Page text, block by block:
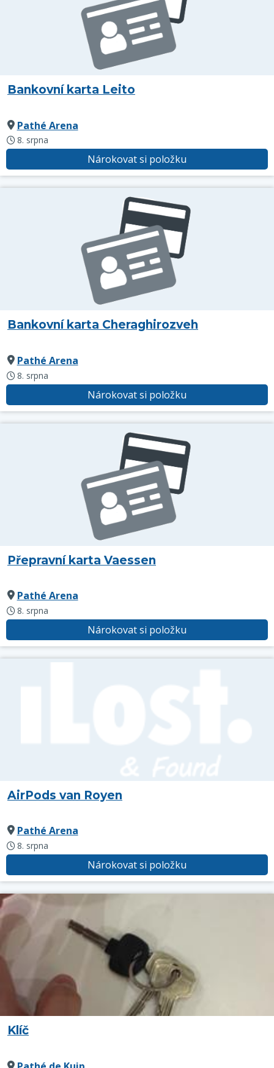
Bankovní karta Leito
Pathé Arena
8. srpna
Nárokovat si položku
Bankovní karta Cheraghirozveh
Pathé Arena
8. srpna
Nárokovat si položku
Přepravní karta Vaessen
Pathé Arena
8. srpna
Nárokovat si položku
AirPods van Royen
Pathé Arena
8. srpna
Nárokovat si položku
Klíč